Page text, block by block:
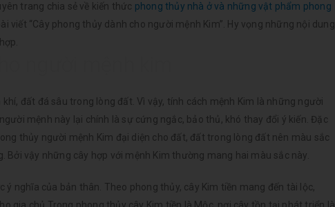
trang chia sẻ về kiến thức phong thủy nhà ở và những vật phẩm phong
viết “Cây phong thủy dành cho người mệnh Kim”. Hy vọng những nội dung
đất đá sâu trong lòng đất. Vì vậy, tính cách mệnh Kim là những người
mệnh này lại chính là sự cứng ngắc, bảo thủ, khó thay đổi ý kiến. Đặc
thủy người mệnh Kim đại diện cho đất, đất trong lòng đất nên màu sắc
Bởi vậy những cây hợp với mệnh Kim thường mang hai màu sắc này.
ý nghĩa của bản thân. Theo phong thủy, cây Kim tiền mang đến tài lộc,